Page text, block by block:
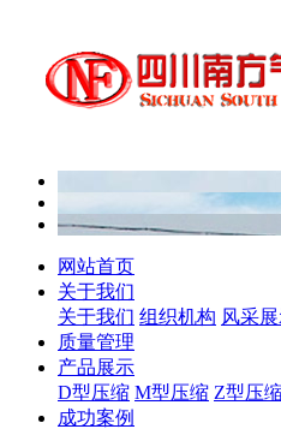
网站首页
关于我们
关于我们 组织机构 风采
质量管理
产品展示
D型压缩 M型压缩 Z型压
成功案例